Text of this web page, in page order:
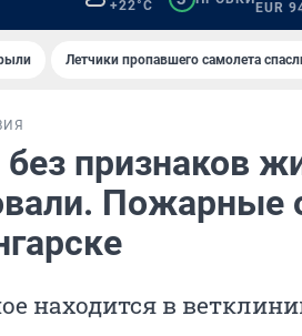
+22°C
EUR
Летчики пропавшего самолета
признаков
Пожарные
находится в